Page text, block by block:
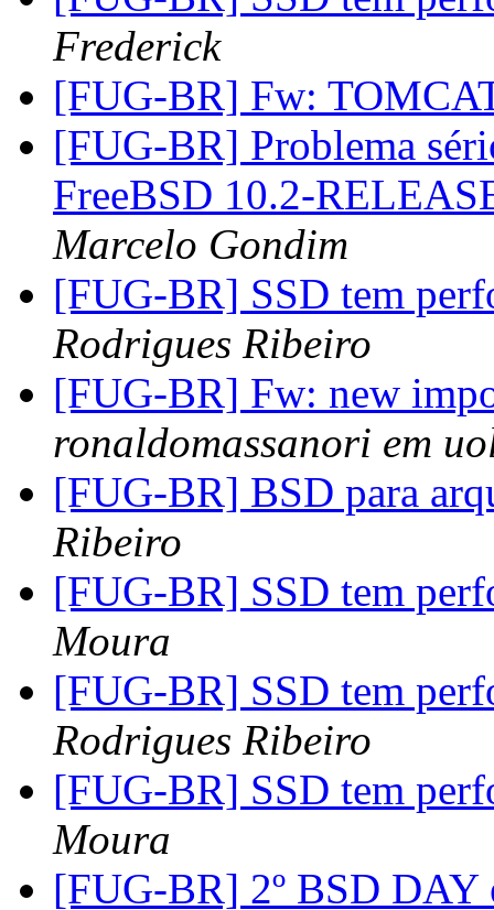
Frederick
[FUG-BR] Fw:
[FUG-BR] Problema
FreeBSD 10.2-
Marcelo Gondim
[FUG-BR] SSD tem
Rodrigues Ribeiro
[FUG-BR] Fw: new
ronaldomassanori em
[FUG-BR] BSD para
Ribeiro
[FUG-BR] SSD tem
Moura
[FUG-BR] SSD tem
Rodrigues Ribeiro
[FUG-BR] SSD tem
Moura
[FUG-BR] 2º BSD DAY